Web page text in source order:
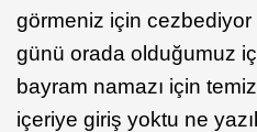
görmeniz için cezbediyor
günü orada olduğumuz
bayram namazı için
içeriye giriş yoktu ne